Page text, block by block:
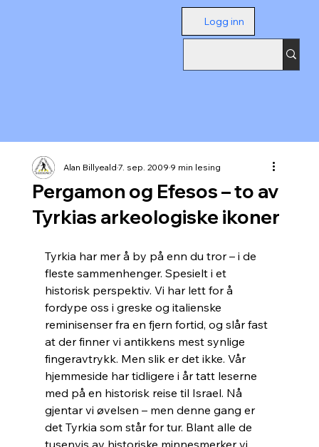
Logg inn
Pergamon og Efesos – to av
Tyrkias arkeologiske ikoner
Alan Billyeald7. sep. 20099 min lesing
Tyrkia har mer å by på enn du tror – i de
fleste sammenhenger. Spesielt i et
historisk perspektiv. Vi har lett for å
fordype oss i greske og italienske
reminisenser fra en fjern fortid, og slår fast
at der finner vi antikkens mest synlige
fingeravtrykk. Men slik er det ikke. Vår
hjemmeside har tidligere i år tatt leserne
med på en historisk reise til Israel. Nå
gjentar vi øvelsen – men denne gang er
det Tyrkia som står for tur. Blant alle de